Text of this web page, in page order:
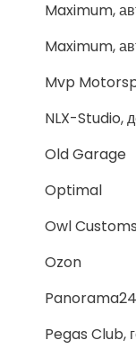
Maximum,
Maximum,
Mvp
NLX-Studio,
Old Garage
Optimal
Owl
Ozon
Pegas Club,